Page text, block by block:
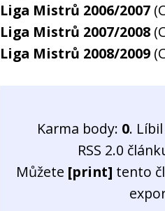
Liga Mistrů 2006/2007
Liga Mistrů 2007/2008
Liga Mistrů 2008/2009
Karma body: 0.
RSS 2.0
Můžete [print] tento